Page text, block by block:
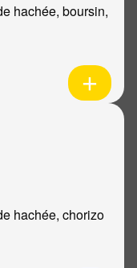
hachée, boursin,
hachée, chorizo